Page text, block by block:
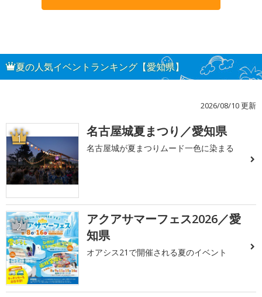
夏の人気イベントランキング【愛知県】
2026/08/10 更新
1 名古屋城夏まつり／愛知県
名古屋城が夏まつりムード一色に染まる
2
アクアサマーフェス2026／愛
知県
オアシス21で開催される夏のイベント